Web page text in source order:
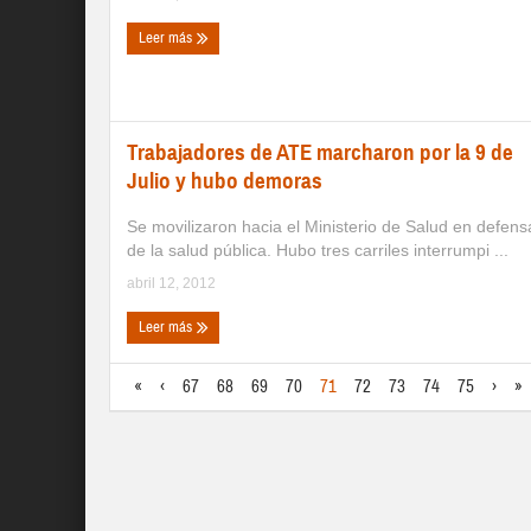
Leer más
Trabajadores de ATE marcharon por la 9 de
Julio y hubo demoras
Se movilizaron hacia el Ministerio de Salud en
de la salud pública. Hubo tres carriles interrumpi ...
abril 12, 2012
Leer más
« ‹ 67 68 69 70 71 72 73 74 75 › »